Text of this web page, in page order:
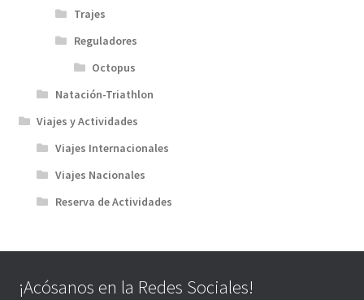
Trajes
Reguladores
Octopus
Natación-Triathlon
Viajes y Actividades
Viajes Internacionales
Viajes Nacionales
Reserva de Actividades
¡Acósanos en la Redes Sociales!